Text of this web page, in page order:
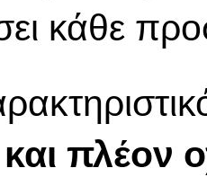
κάθε
πλέον